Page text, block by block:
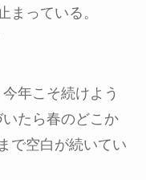
まっている。
年こそ続けよう
たら春のどこか
で空白が続いてい